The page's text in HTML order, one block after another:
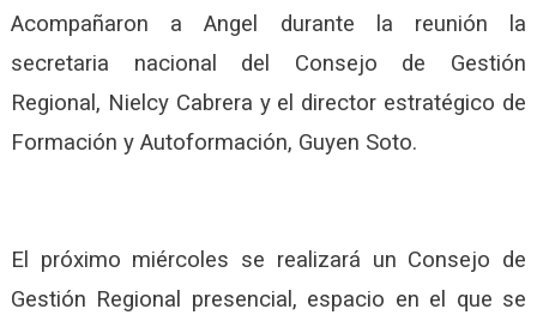
Acompañaron a Angel durante la reunión la
secretaria nacional del Consejo de Gestión
Regional, Nielcy Cabrera y el director estratégico de
Formación y Autoformación, Guyen Soto.
El próximo miércoles se realizará un Consejo de
Gestión Regional presencial, espacio en el que se